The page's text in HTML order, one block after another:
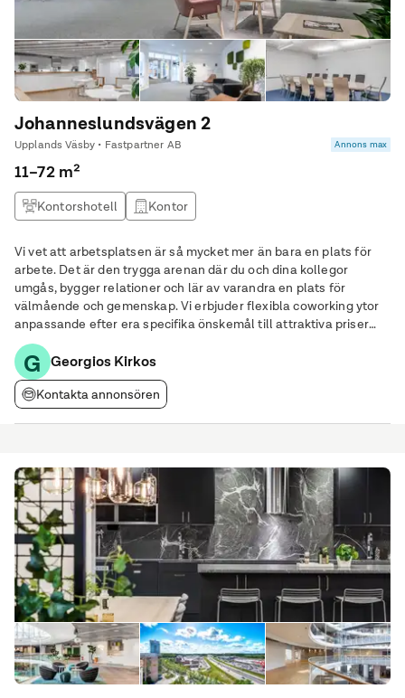
Johanneslundsvägen 2
Upplands Väsby • Fastpartner AB Annons max
11–72 m²
Kontorshotell Kontor
Vi vet att arbetsplatsen är så mycket mer än bara en plats för
arbete. Det är den trygga arenan där du och dina kollegor
umgås, bygger relationer och lär av varandra en plats för
välmående och gemenskap. Vi erbjuder flexibla coworking ytor
anpassande efter era specifika önskemål till attraktiva priser
med moderna avtalsvillkor. Tillsammans hittar vi en
skräddarsydd kontoslösning som ger er
G Georgios Kirkos
Kontakta annonsören